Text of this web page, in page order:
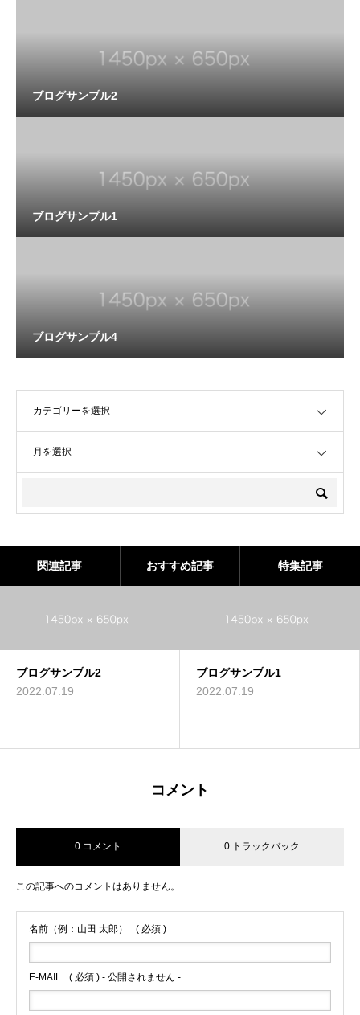
ブログサンプル2
ブログサンプル1
ブログサンプル4
関連記事 おすすめ記事 特集記事
ブログサンプル2
2022.07.19
ブログサンプル1
2022.07.19
コメント
0 コメント 0 トラックバック
この記事へのコメントはありません。
名前（例：山田 太郎） ( 必須 )
E-MAIL ( 必須 ) - 公開されません -